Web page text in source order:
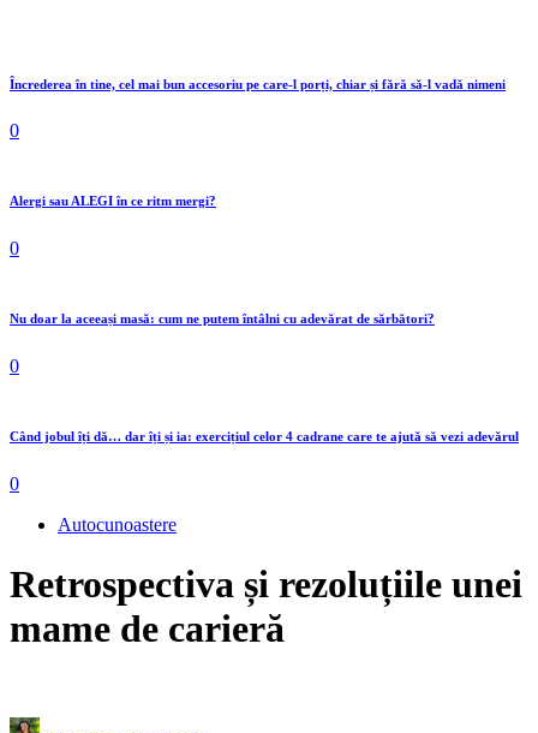
Încrederea în tine, cel mai bun accesoriu pe care-l porți, chiar și fără să-l vadă nimeni
0
Alergi sau ALEGI în ce ritm mergi?
0
Nu doar la aceeași masă: cum ne putem întâlni cu adevărat de sărbători?
0
Când jobul îți dă… dar îți și ia: exercițiul celor 4 cadrane care te ajută să vezi adevărul
0
Autocunoastere
Retrospectiva și rezoluțiile unei
mame de carieră